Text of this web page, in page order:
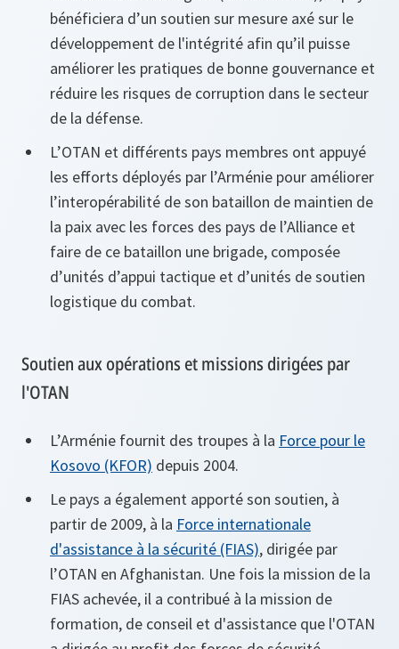
bénéficiera d’un soutien sur mesure axé sur le
développement de l'intégrité afin qu’il puisse
améliorer les pratiques de bonne gouvernance et
réduire les risques de corruption dans le secteur
de la défense.
L’OTAN et différents pays membres ont appuyé
les efforts déployés par l’Arménie pour améliorer
l’interopérabilité de son bataillon de maintien de
la paix avec les forces des pays de l’Alliance et
faire de ce bataillon une brigade, composée
d’unités d’appui tactique et d’unités de soutien
logistique du combat.
Soutien aux opérations et missions dirigées par
l'OTAN
L’Arménie fournit des troupes à la Force pour le
Kosovo (KFOR) depuis 2004.
Le pays a également apporté son soutien, à
partir de 2009, à la Force internationale
d'assistance à la sécurité (FIAS), dirigée par
l’OTAN en Afghanistan. Une fois la mission de la
FIAS achevée, il a contribué à la mission de
formation, de conseil et d'assistance que l'OTAN